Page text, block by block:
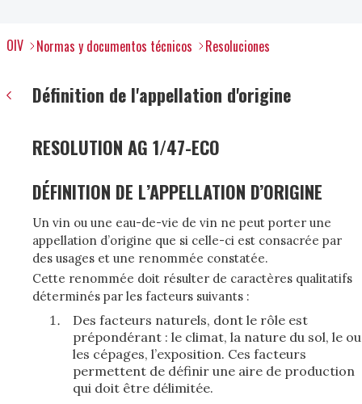
OIV Normas y documentos técnicos Resoluciones
Définition de l'appellation d'origine
RESOLUTION AG 1/47-ECO
DÉFINITION DE L’APPELLATION D’ORIGINE
Un vin ou une eau-de-vie de vin ne peut porter une
appellation d’origine que si celle-ci est consacrée par
des usages et une renommée constatée.
Cette renommée doit résulter de caractères qualitatifs
déterminés par les facteurs suivants :
Des facteurs naturels, dont le rôle est
prépondérant : le climat, la nature du sol, le ou
les cépages, l’exposition. Ces facteurs
permettent de définir une aire de production
qui doit être délimitée.